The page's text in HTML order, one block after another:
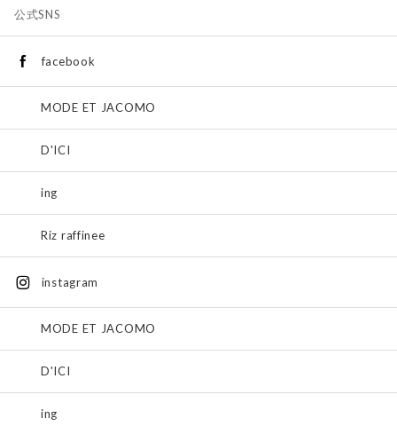
公式SNS
facebook
MODE ET JACOMO
D'ICI
ing
Riz raffinee
instagram
MODE ET JACOMO
D'ICI
ing